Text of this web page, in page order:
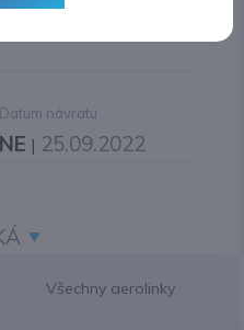
Datum návratu
NE | 25.09.2022
Všechny aerolinky